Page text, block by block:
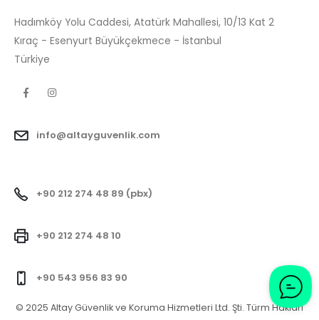
Hadımköy Yolu Caddesi, Atatürk Mahallesi, 10/13 Kat 2
Kıraç - Esenyurt Büyükçekmece - İstanbul
Türkiye
info@altayguvenlik.com
+90 212 274 48 89 (pbx)
+90 212 274 48 10
+90 543 956 83 90
© 2025 Altay Güvenlik ve Koruma Hizmetleri Ltd. Şti. Türm Hakları